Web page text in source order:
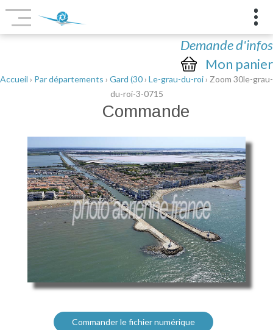
Demande d'infos
Mon panier
Accueil › Par départements › Gard (30› Le-grau-du-roi› Zoom 30le-grau-
du-roi-3-0715
Commande
Commander le fichier numérique